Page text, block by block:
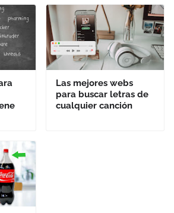
Las mejores webs
para buscar letras de
cualquier canción